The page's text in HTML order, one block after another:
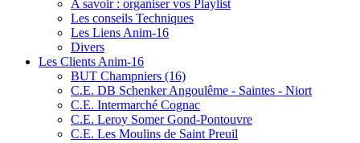
A savoir : organiser vos Playlist
Les conseils Techniques
Les Liens Anim-16
Divers
Les Clients Anim-16
BUT Champniers (16)
C.E. DB Schenker Angoulême - Saintes - Niort
C.E. Intermarché Cognac
C.E. Leroy Somer Gond-Pontouvre
C.E. Les Moulins de Saint Preuil